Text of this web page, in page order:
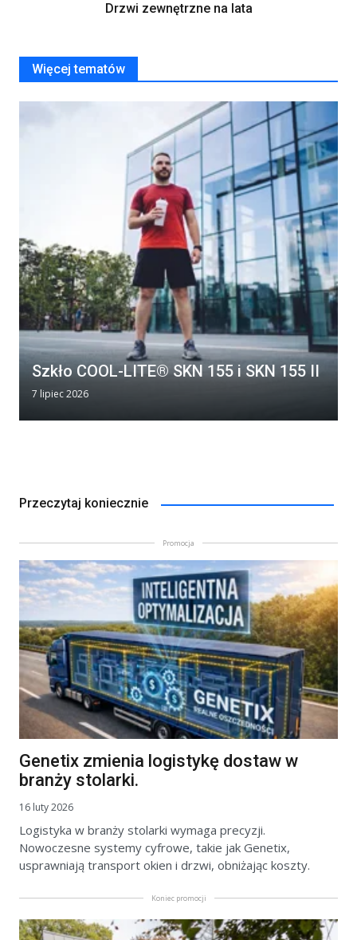
Drzwi zewnętrzne na lata
Więcej tematów
Szkło COOL-LITE® SKN 155 i SKN 155 II
7 lipiec 2026
Przeczytaj koniecznie
Promocja
Genetix zmienia logistykę dostaw w
branży stolarki.
16 luty 2026
Logistyka w branży stolarki wymaga precyzji.
Nowoczesne systemy cyfrowe, takie jak Genetix,
usprawniają transport okien i drzwi, obniżając koszty.
Koniec promocji